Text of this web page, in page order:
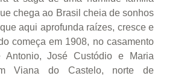
chega ao Brasil cheia de sonhos
aqui aprofunda raízes, cresce e
começa em 1908, no casamento
José Custódio e Maria
Viana do Castelo, norte de